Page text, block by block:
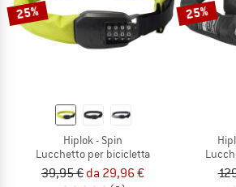
25%
Hiplok - Spin
Lucchetto per bicicletta
39,95 € da 29,96 €
25%